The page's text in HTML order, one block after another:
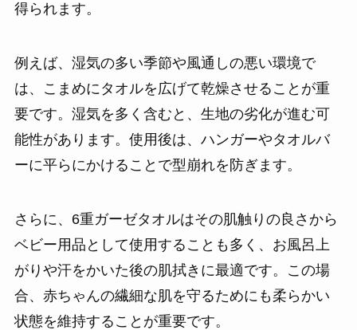
得られます。
例えば、湿気の多い季節や風通しの悪い環境で
は、こまめにタオルを広げて乾燥させることが重
要です。湿気を多く含むと、生地の劣化が進む可
能性があります。使用後は、ハンガーやタオルバ
ーに平らにかけることで型崩れを防ぎます。
さらに、6重ガーゼタオルはその肌触りの良さから
ベビー用品として使用することも多く、お風呂上
がりや汗をかいた後の肌拭きに最適です。この場
合、赤ちゃんの繊細な肌を守るためにも柔らかい
状態を維持することが重要です。